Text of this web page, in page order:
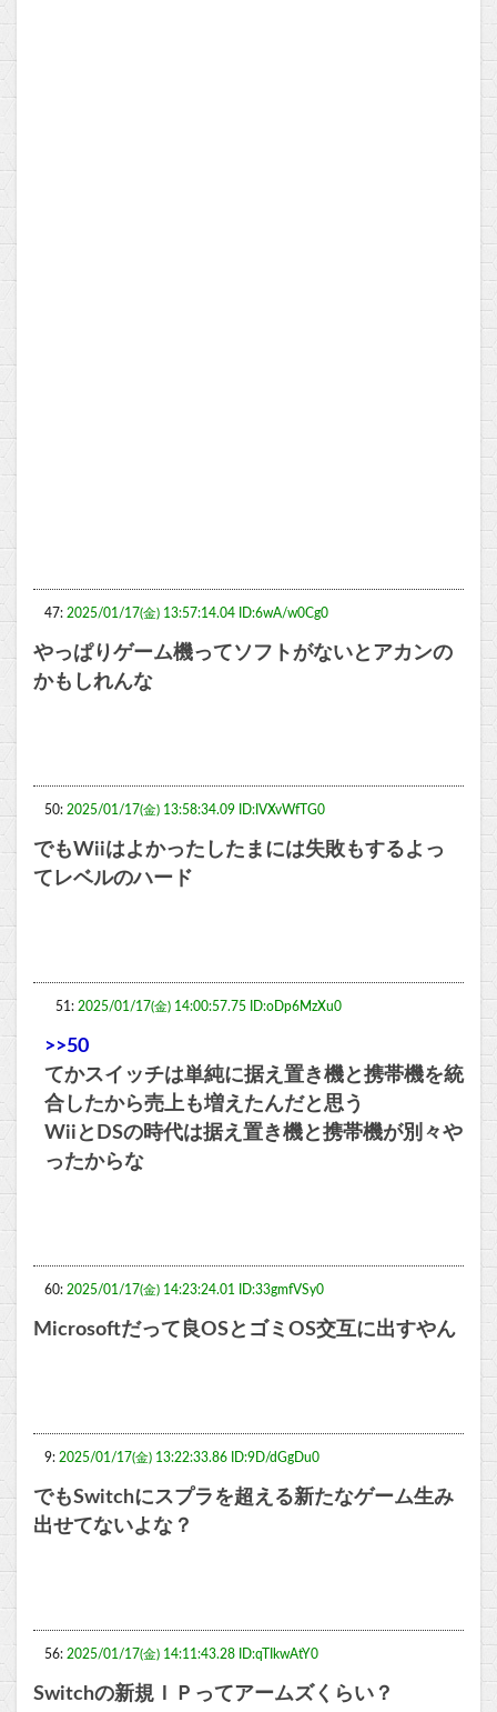
47: 2025/01/17(金) 13:57:14.04 ID:6wA/w0Cg0
やっぱりゲーム機ってソフトがないとアカンの
かもしれんな
50: 2025/01/17(金) 13:58:34.09 ID:IVXvWfTG0
でもWiiはよかったしたまには失敗もするよっ
てレベルのハード
51: 2025/01/17(金) 14:00:57.75 ID:oDp6MzXu0
>>50
てかスイッチは単純に据え置き機と携帯機を統
合したから売上も増えたんだと思う
WiiとDSの時代は据え置き機と携帯機が別々や
ったからな
60: 2025/01/17(金) 14:23:24.01 ID:33gmfVSy0
Microsoftだって良OSとゴミOS交互に出すやん
9: 2025/01/17(金) 13:22:33.86 ID:9D/dGgDu0
でもSwitchにスプラを超える新たなゲーム生み
出せてないよな？
56: 2025/01/17(金) 14:11:43.28 ID:qTIkwAtY0
Switchの新規ＩＰってアームズくらい？